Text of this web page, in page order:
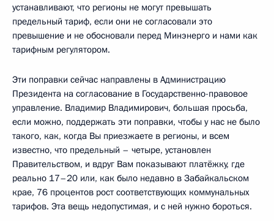
устанавливают, что регионы не могут превышать
предельный тариф, если они не согласовали это
превышение и не обосновали перед Минэнерго и нами как
тарифным регулятором.
Эти поправки сейчас направлены в Администрацию
Президента на согласование в Государственно-правовое
управление. Владимир Владимирович, большая просьба,
если можно, поддержать эти поправки, чтобы у нас не было
такого, как, когда Вы приезжаете в регионы, и всем
известно, что предельный – четыре, установлен
Правительством, и вдруг Вам показывают платёжку, где
реально 17–20 или, как было недавно в Забайкальском
крае, 76 процентов рост соответствующих коммунальных
тарифов. Эта вещь недопустимая, и с ней нужно бороться.